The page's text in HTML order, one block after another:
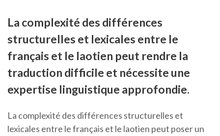
La complexité des différences
structurelles et lexicales entre le
français et le laotien peut rendre la
traduction difficile et nécessite une
expertise linguistique approfondie.
La complexité des différences structurelles et
lexicales entre le français et le laotien peut poser un